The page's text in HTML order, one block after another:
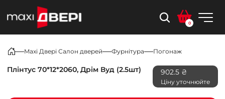
0
Maxi Двері Салон дверей Фурнітура Погонаж
Плінтус 70*12*2060, Дрім Вуд (2.5шт) 902.5 ₴
Ціну уточнюйте